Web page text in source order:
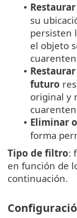
•
su
persisten
el objeto
•
futuro
original y
• Eliminar
forma
Tipo de filtro:
en función de
continuación.